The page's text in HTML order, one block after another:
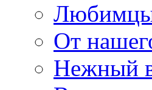
От
Нежный